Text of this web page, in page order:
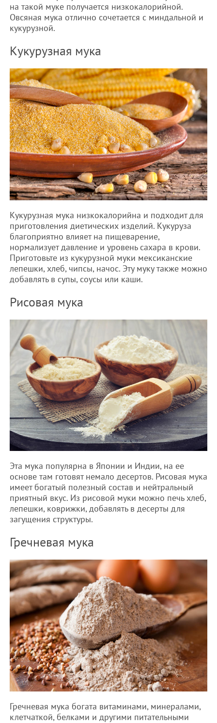
на такой муке получается низкокалорийной.
Овсяная мука отлично сочетается с миндальной и
кукурузной.
Кукурузная мука
Кукурузная мука низкокалорийна и подходит для
приготовления диетических изделий. Кукуруза
благоприятно влияет на пищеварение,
нормализует давление и уровень сахара в крови.
Приготовьте из кукурузной муки мексиканские
лепешки, хлеб, чипсы, начос. Эту муку также можно
добавлять в супы, соусы или каши.
Рисовая мука
Эта мука популярна в Японии и Индии, на ее
основе там готовят немало десертов. Рисовая мука
имеет богатый полезный состав и нейтральный
приятный вкус. Из рисовой муки можно печь хлеб,
лепешки, коврижки, добавлять в десерты для
загущения структуры.
Гречневая мука
Гречневая мука богата витаминами, минералами,
клетчаткой, белками и другими питательными